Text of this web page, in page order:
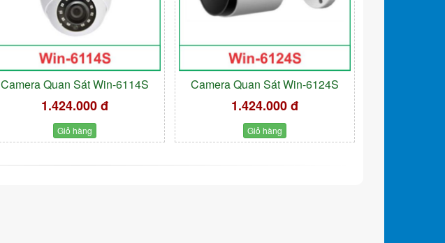
Camera Quan Sát Win-6114S
1.424.000 đ
Giỏ hàng
Camera Quan Sát Win-6124S
1.424.000 đ
Giỏ hàng